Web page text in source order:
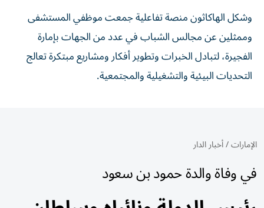
وشكل الهاكاثون منصة تفاعلية جمعت موظفي المستشفى
وممثلين عن مجالس الشباب في عدد من الجهات بإمارة
الفجيرة، لتبادل الخبرات وتطوير أفكار ومشاريع مبتكرة تعالج
التحديات البيئية والتشغيلية والمجتمعية.
الإمارات/أخبار الدار
في وفاة والدة حمود بن سعود